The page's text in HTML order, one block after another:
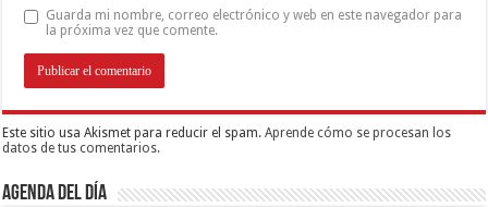
Guarda mi nombre, correo electrónico y web en este navegador para
la próxima vez que comente.
Este sitio usa Akismet para reducir el spam.Aprende cómo se procesan los
datos de tus comentarios.
Agenda del día